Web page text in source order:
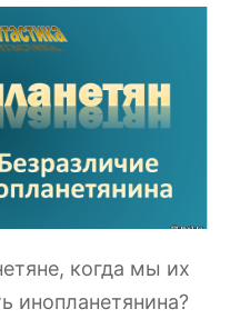
когда мы их
инопланетянина?